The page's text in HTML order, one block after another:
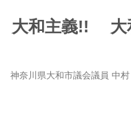
大和主義!! 大
神奈川県大和市議会議員 中